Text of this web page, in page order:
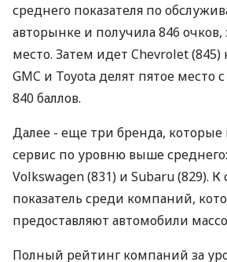
среднего показателя по
авторынке и получила 846 очков,
место. Затем идет Chevrolet
GMC и Toyota делят пятое место
840 баллов.
Далее - еще три бренда, которые
сервис по уровню выше
Volkswagen (831) и Subaru (829). К
показатель среди компаний,
предоставляют автомобили
Полный рейтинг компаний за